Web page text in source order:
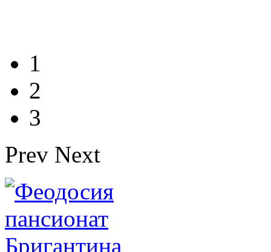
1
2
3
Prev Next